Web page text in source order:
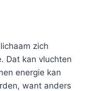
zich
Dat kan vluchten
energie kan
want anders